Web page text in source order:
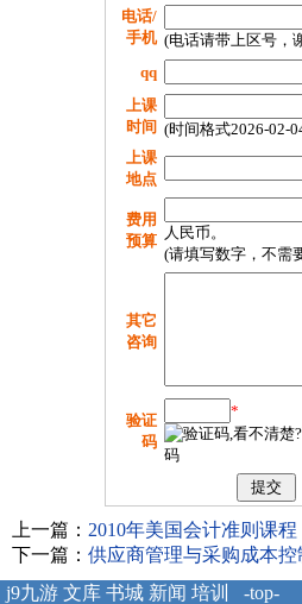
电话/
手机 (电话请带上区号，
qq
上课
时间 (时间格式2026-02-
上课
地点
费用
预算 人民币。
(请填写数字，不需
其它
咨询
验证
码
*
上一篇： 2010年美国会计准则课程
下一篇： 供应商管理与采购成本控
j9九游 文库 书城 新闻 培训 -top-